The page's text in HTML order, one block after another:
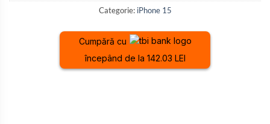
Categorie: iPhone 15
Cumpără cu
începând de la 142.03 LEI